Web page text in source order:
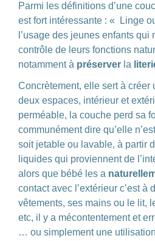
Parmi les définitions d’une
est fort intéressante : « Linge
l’usage des jeunes enfants qui
contrôle de leurs fonctions
notamment à préserver la
Concrètement, elle sert à créer
deux espaces, intérieur et
perméable, la couche perd sa
communément dire qu’elle
soit jetable ou lavable, à partir
liquides qui proviennent de
alors que bébé les a
contact avec l’extérieur c’est à
vêtements, ses mains ou le lit,
etc, il y a mécontentement et
… ou simplement une